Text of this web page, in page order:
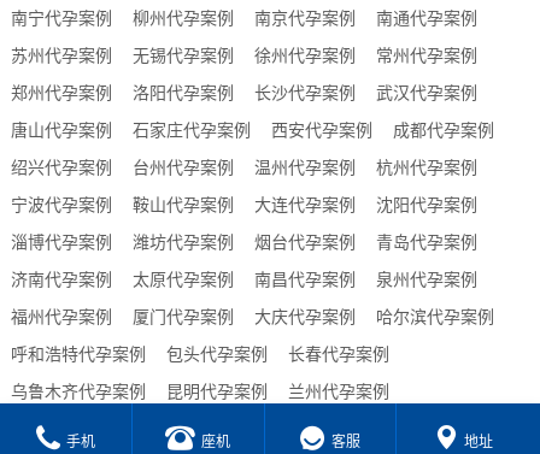
南宁代孕案例
柳州代孕案例 南京代孕案例
南通代孕案例
苏州代孕案例
无锡代孕案例 徐州代孕案例
常州代孕案例
郑州代孕案例
洛阳代孕案例 长沙代孕案例
武汉代孕案例
唐山代孕案例
石家庄代孕案例 西安代孕案例
成都代孕案例
绍兴代孕案例
台州代孕案例 温州代孕案例
杭州代孕案例
宁波代孕案例
鞍山代孕案例 大连代孕案例
沈阳代孕案例
淄博代孕案例
潍坊代孕案例 烟台代孕案例
青岛代孕案例
济南代孕案例
太原代孕案例 南昌代孕案例
泉州代孕案例
福州代孕案例
厦门代孕案例 大庆代孕案例
哈尔滨代孕案例
呼和浩特代孕案例
包头代孕案例
长春代孕案例
乌鲁木齐代孕案例
昆明代孕案例
兰州代孕案例
贵阳代孕案例
合肥代孕案例 西宁代孕案例 海口代孕案例
手机 座机 客服 地址